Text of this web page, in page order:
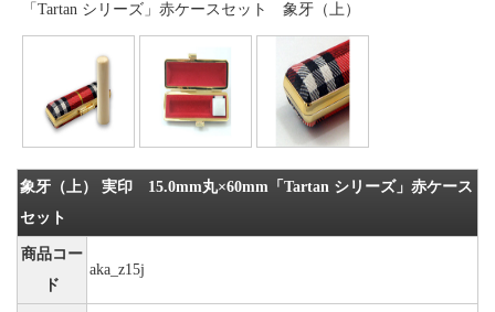
「Tartan シリーズ」赤ケースセット 象牙（上）
象牙（上） 実印 15.0mm丸×60mm「Tartan シリーズ」赤ケース
セット
商品コー
ド
aka_z15j